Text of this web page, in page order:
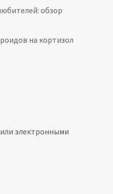
обзор
на кортизол
электронными